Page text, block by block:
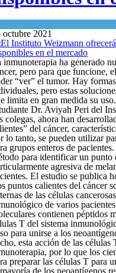
octubre 2021
inmunoterapia ha generado
pero para que funcione,
“ver” el tumor. Hay
pero estas
limita en gran medida su
Dr. Aviyah Peri del
colegas, ahora han
del cáncer,
lo tanto, se pueden utilizar
grupos enteros de
para identificar un
agresiva de
El estudio se publica
puntos calientes del cáncer
de las células
de varios
contienen péptidos
T del sistema
para unirse a los
esta acción de las
por lo que los
preparar las células T para